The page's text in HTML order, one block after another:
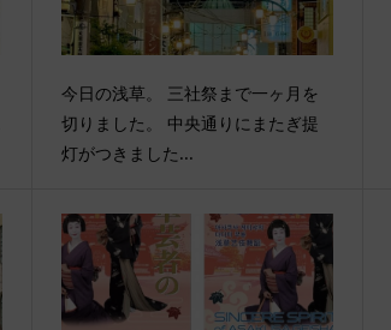
今日の浅草。 三社祭まで一ヶ月を
切りました。 中央通りにまたぎ提
灯がつきました...